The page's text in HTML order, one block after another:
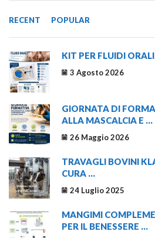
RECENT POPULAR
KIT PER FLUIDI
3 Agosto 2026
GIORNATA DI
ALLA MASCALCIA E ...
26 Maggio 2026
TRAVAGLI BOVINI
CURA ...
24 Luglio 2025
MANGIMI
PER IL BENESSERE ...